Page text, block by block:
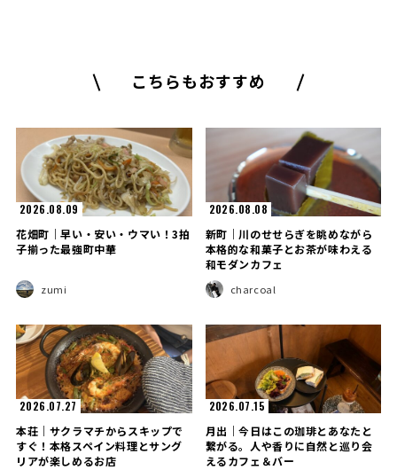
こちらもおすすめ
2026.08.09
花畑町｜早い・安い・ウマい！3拍
子揃った最強町中華
zumi
2026.08.08
新町｜川のせせらぎを眺めながら
本格的な和菓子とお茶が味わえる
和モダンカフェ
charcoal
2026.07.27
本荘｜サクラマチからスキップで
すぐ！本格スペイン料理とサング
リアが楽しめるお店
2026.07.15
月出｜今日はこの珈琲とあなたと
繋がる。人や香りに自然と巡り会
えるカフェ＆バー